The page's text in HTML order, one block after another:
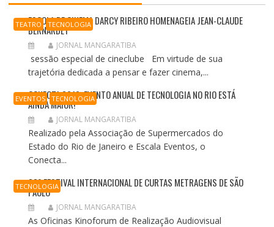
TEATRO TECNOLOGIA
ESCOLA DE CINEMA DARCY RIBEIRO HOMENAGEIA JEAN-CLAUDE
BERNARDET
JORNAL MANGARATIBA
sessão especial de cineclube Em virtude de sua
trajetória dedicada a pensar e fazer cinema,...
EVENTOS TECNOLOGIA
CONECTA 2019: EVENTO ANUAL DE TECNOLOGIA NO RIO ESTÁ
AINDA MAIOR!
JORNAL MANGARATIBA
Realizado pela Associação de Supermercados do
Estado do Rio de Janeiro e Escala Eventos, o
Conecta...
TECNOLOGIA
30º FESTIVAL INTERNACIONAL DE CURTAS METRAGENS DE SÃO
PAULO
JORNAL MANGARATIBA
As Oficinas Kinoforum de Realização Audiovisual